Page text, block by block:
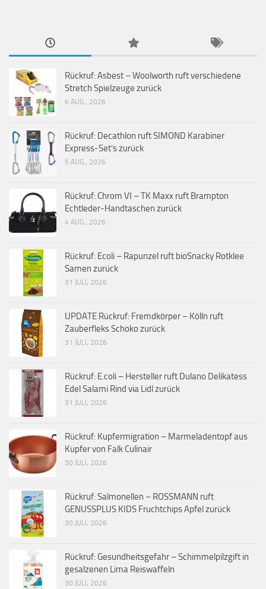
Rückruf: Asbest – Woolworth ruft verschiedene
Stretch Spielzeuge zurück
6 AUG., 2026
Rückruf: Decathlon ruft SIMOND Karabiner
Express-Set’s zurück
5 AUG., 2026
Rückruf: Chrom VI – TK Maxx ruft Brampton
Echtleder-Handtaschen zurück
4 AUG., 2026
Rückruf: Ecoli – Rapunzel ruft bioSnacky Rotklee
Samen zurück
31 JULI, 2026
UPDATE Rückruf: Fremdkörper – Kölln ruft
Zauberfleks Schoko zurück
31 JULI, 2026
Rückruf: E.coli – Hersteller ruft Dulano Delikatess
Edel Salami Rind via Lidl zurück
31 JULI, 2026
Rückruf: Kupfermigration – Marmeladentopf aus
Kupfer von Falk Culinair
30 JULI, 2026
Rückruf: Salmonellen – ROSSMANN ruft
GENUSSPLUS KIDS Fruchtchips Apfel zurück
30 JULI, 2026
Rückruf: Gesundheitsgefahr – Schimmelpilzgift in
gesalzenen Lima Reiswaffeln
30 JULI, 2026